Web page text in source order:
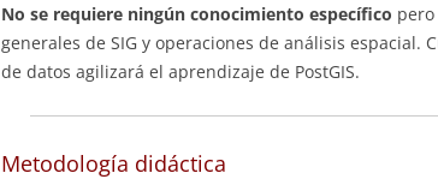
No se requiere ningún conocimiento específico
generales de SIG y operaciones de análisis espacial.
de datos agilizará el aprendizaje de PostGIS.
Metodología didáctica